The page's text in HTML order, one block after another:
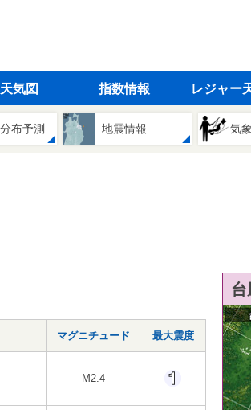
天気図 指数情報 レジャー
布予測 地震情報 気
マグニチュード 最大震度
M2.4